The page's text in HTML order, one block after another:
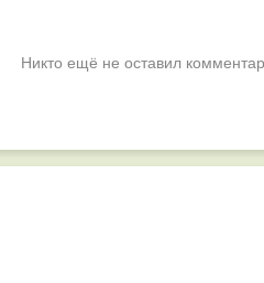
Никто ещё не оставил